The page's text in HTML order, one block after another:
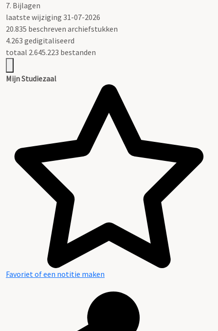
7. Bijlagen
laatste wijziging 31-07-2026
20.835 beschreven archiefstukken
4.263 gedigitaliseerd
totaal 2.645.223 bestanden
Mijn Studiezaal
Favoriet of een notitie maken